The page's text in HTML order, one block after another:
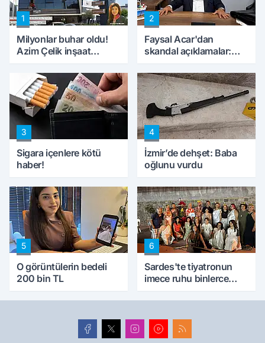
1
Milyonlar buhar oldu!
Azim Çelik inşaat
konuştu
2
Faysal Acar'dan
skandal açıklamalar:
peynircilerimizi de
kıskaca aldı, müdahale
ettik'
3
Sigara içenlere kötü
haber!
4
İzmir’de dehşet: Baba
oğlunu vurdu
5
O görüntülerin bedeli
200 bin TL
6
Sardes'te tiyatronun
imece ruhu binlerce